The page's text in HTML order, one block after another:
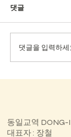
전북과학
댓글
댓글을 입력하세
동일교역 DONG-
대표자 : 장철